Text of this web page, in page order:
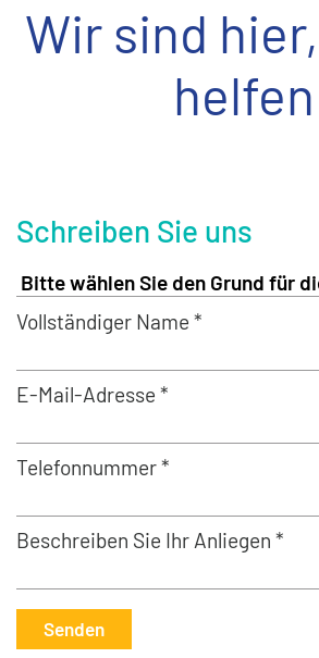
Wir sind
helfen
Schreiben Sie uns
Vollständiger Name *
E-Mail-Adresse *
Telefonnummer *
Beschreiben Sie Ihr Anliegen *
Senden